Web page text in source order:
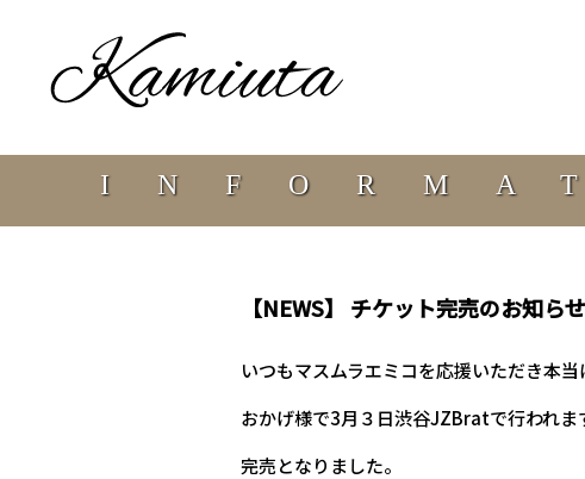
【NEWS】 チケット完売のお知らせ
いつもマスムラエミコを応援いただき本当
おかげ様で3月３日渋谷JZBratで行われ
完売となりました。